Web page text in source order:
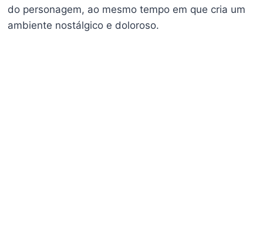
do personagem, ao mesmo tempo em que cria um
ambiente nostálgico e doloroso.